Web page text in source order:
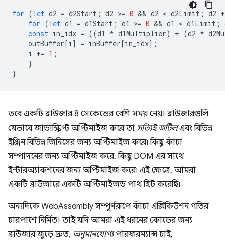
for (let d2 = d2Start ; d2 >= 0 && d2 < d2Limit ; d2
for (let d1 = d1Start ; d1 >= 0 && d1 < d1Limit ;
const in_idx = ((d1 * d1Multiplier) + (d2 *
outBuffer[i] = inBuffer[in_idx];
i += 1 ;
}
}
তবে একটি ব্রাউজার 8 সেকেন্ডের বেশি সময় নেয়। ব্রাউজারগুলি
যেভাবে জাভাস্ক্রিপ্ট অপ্টিমাইজ করে তা সত্যিই জটিলএবং বিভিন্ন
ইঞ্জিন বিভিন্ন জিনিসের জন্য অপ্টিমাইজ করে৷ কিছু কাঁচা
সম্পাদনের জন্য অপ্টিমাইজ করে, কিছু DOM এর সাথে
ইন্টারঅ্যাকশনের জন্য অপ্টিমাইজ করে৷ এই ক্ষেত্রে, আমরা
একটি ব্রাউজারে একটি অপ্টিমাইজড পাথ হিট করেছি৷
অন্যদিকে WebAssembly সম্পূর্ণরূপে কাঁচা এক্সিকিউশন গতির
চারপাশে নির্মিত। তাই যদি আমরা এই ধরনের কোডের জন্য
ব্রাউজার জুড়ে দ্রুত, অনুমানযোগ্যপারফরম্যান্স চাই,